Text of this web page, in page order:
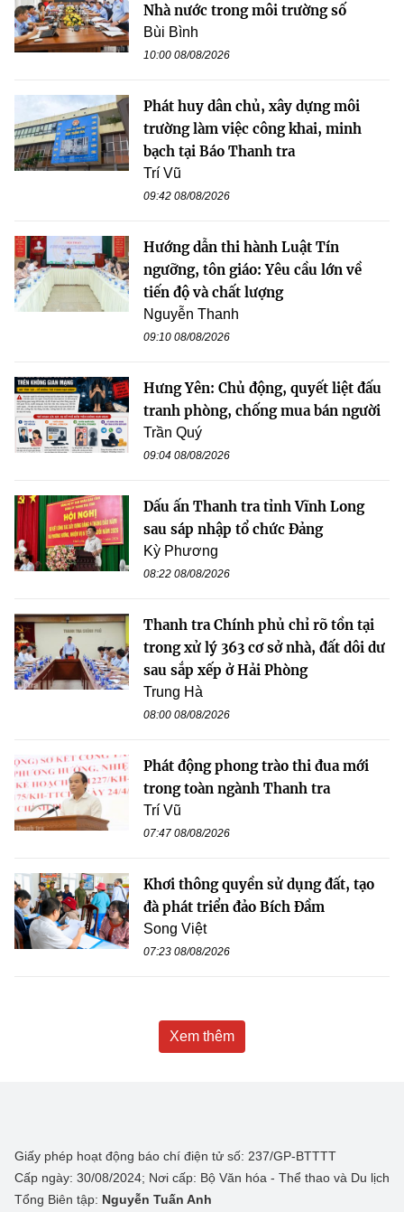
Nhà nước trong môi trường số
Bùi Bình
10:00 08/08/2026
Phát huy dân chủ, xây dựng môi
trường làm việc công khai, minh
bạch tại Báo Thanh tra
Trí Vũ
09:42 08/08/2026
Hướng dẫn thi hành Luật Tín
ngưỡng, tôn giáo: Yêu cầu lớn về
tiến độ và chất lượng
Nguyễn Thanh
09:10 08/08/2026
Hưng Yên: Chủ động, quyết liệt đấu
tranh phòng, chống mua bán người
Trần Quý
09:04 08/08/2026
Dấu ấn Thanh tra tỉnh Vĩnh Long
sau sáp nhập tổ chức Đảng
Kỳ Phương
08:22 08/08/2026
Thanh tra Chính phủ chỉ rõ tồn tại
trong xử lý 363 cơ sở nhà, đất dôi dư
sau sắp xếp ở Hải Phòng
Trung Hà
08:00 08/08/2026
Phát động phong trào thi đua mới
trong toàn ngành Thanh tra
Trí Vũ
07:47 08/08/2026
Khơi thông quyền sử dụng đất, tạo
đà phát triển đảo Bích Đầm
Song Việt
07:23 08/08/2026
Xem thêm
Giấy phép hoạt động báo chí điện tử số: 237/GP-BTTTT
Cấp ngày: 30/08/2024; Nơi cấp: Bộ Văn hóa - Thể thao và Du lịch
Tổng Biên tập: Nguyễn Tuấn Anh